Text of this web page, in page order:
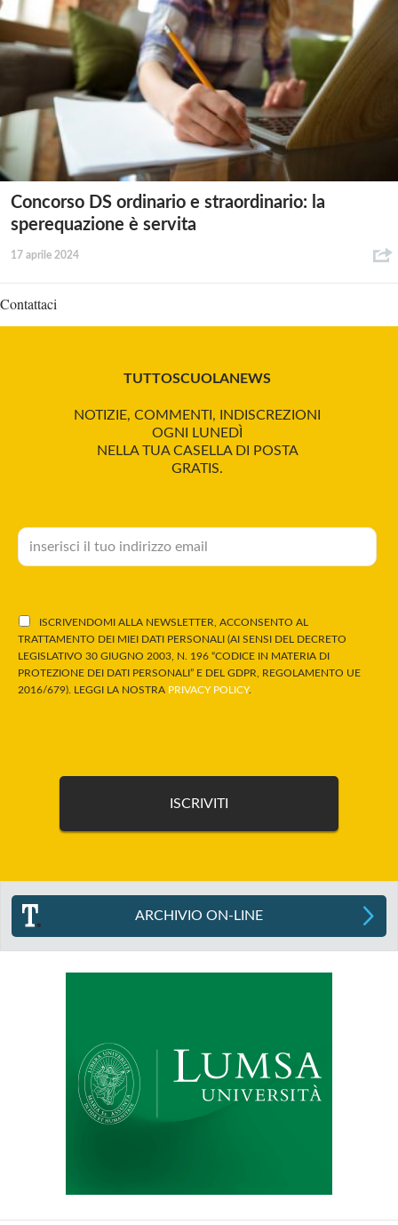
Concorso DS ordinario e straordinario: la
sperequazione è servita
17 aprile 2024
Contattaci
TUTTOSCUOLANEWS
NOTIZIE, COMMENTI, INDISCREZIONI
OGNI LUNEDÌ
NELLA TUA CASELLA DI POSTA
GRATIS.
ISCRIVENDOMI ALLA NEWSLETTER, ACCONSENTO AL
TRATTAMENTO DEI MIEI DATI PERSONALI (AI SENSI DEL DECRETO
LEGISLATIVO 30 GIUGNO 2003, N. 196 “CODICE IN MATERIA DI
PROTEZIONE DEI DATI PERSONALI” E DEL GDPR, REGOLAMENTO UE
2016/679). LEGGI LA NOSTRA PRIVACY POLICY.
ARCHIVIO ON-LINE